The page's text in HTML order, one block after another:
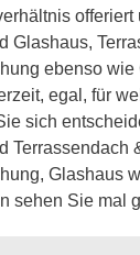
offeriert
Glashaus,
ebenso wie
egal, für
sich
Terrassendach
Glashaus
sehen Sie mal